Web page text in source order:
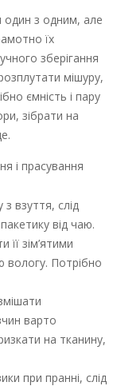
один з одним, але
їх
зберігання
мішуру,
ємність і пару
зібрати на
і прасування
взуття, слід
від чаю.
зім’ятими
вологу. Потрібно
варто
на тканину,
при пранні, слід